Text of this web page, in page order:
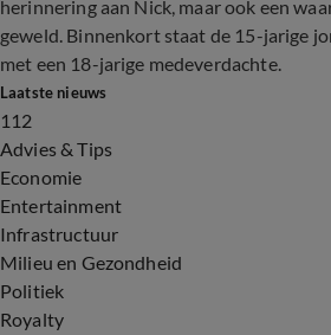
herinnering aan Nick, maar ook een
geweld. Binnenkort staat de 15-jarige
met een 18-jarige medeverdachte.
Laatste nieuws
112
Advies & Tips
Economie
Entertainment
Infrastructuur
Milieu en Gezondheid
Politiek
Royalty